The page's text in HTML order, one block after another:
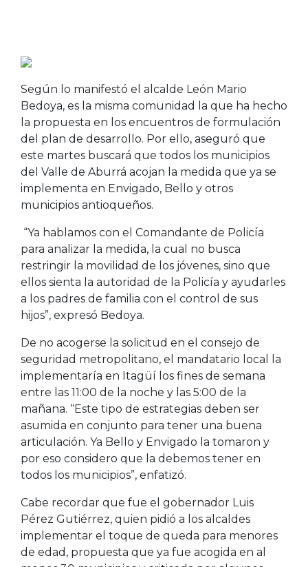
Según lo manifestó el alcalde León Mario
Bedoya, es la misma comunidad la que ha hecho
la propuesta en los encuentros de formulación
del plan de desarrollo. Por ello, aseguró que
este martes buscará que todos los municipios
del Valle de Aburrá acojan la medida que ya se
implementa en Envigado, Bello y otros
municipios antioqueños.
“Ya hablamos con el Comandante de Policía
para analizar la medida, la cual no busca
restringir la movilidad de los jóvenes, sino que
ellos sienta la autoridad de la Policía y ayudarles
a los padres de familia con el control de sus
hijos”, expresó Bedoya.
De no acogerse la solicitud en el consejo de
seguridad metropolitano, el mandatario local la
implementaría en Itagüí los fines de semana
entre las 11:00 de la noche y las 5:00 de la
mañana. “Este tipo de estrategias deben ser
asumida en conjunto para tener una buena
articulación. Ya Bello y Envigado la tomaron y
por eso considero que la debemos tener en
todos los municipios”, enfatizó.
Cabe recordar que fue el gobernador Luis
Pérez Gutiérrez, quien pidió a los alcaldes
implementar el toque de queda para menores
de edad, propuesta que ya fue acogida en al